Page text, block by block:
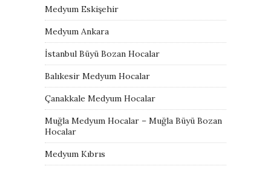
Medyum Eskişehir
Medyum Ankara
İstanbul Büyü Bozan Hocalar
Balıkesir Medyum Hocalar
Çanakkale Medyum Hocalar
Muğla Medyum Hocalar – Muğla Büyü Bozan
Hocalar
Medyum Kıbrıs